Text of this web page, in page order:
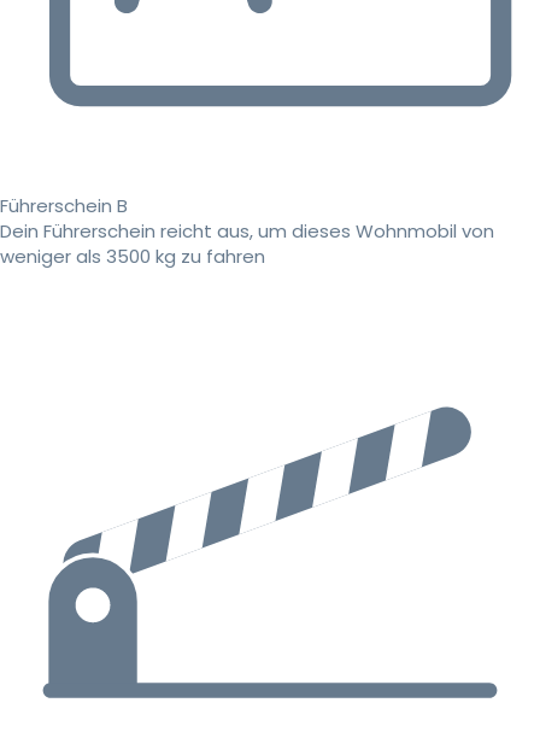
Führerschein B
Dein Führerschein reicht aus, um dieses Wohnmobil von
weniger als 3500 kg zu fahren